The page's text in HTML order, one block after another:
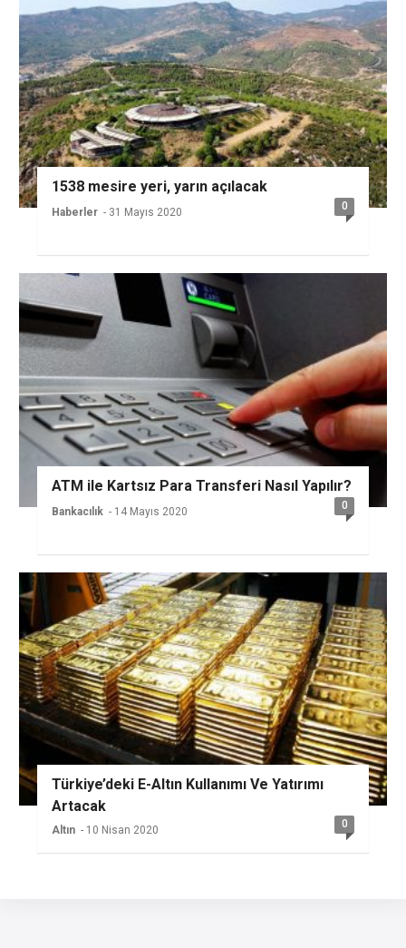
1538 mesire yeri, yarın açılacak
Haberler - 31 Mayıs 2020 0
ATM ile Kartsız Para Transferi Nasıl Yapılır?
Bankacılık - 14 Mayıs 2020 0
Türkiye’deki E-Altın Kullanımı Ve Yatırımı
Artacak
Altın - 10 Nisan 2020 0